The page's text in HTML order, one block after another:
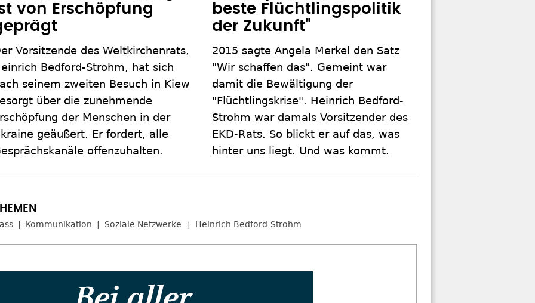
von Erschöpfung
Vorsitzende des Weltkirchenrats,
Bedford-Strohm, hat sich
seinem zweiten Besuch in Kiew
über die zunehmende
der Menschen in der
geäußert. Er fordert, alle
offenzuhalten.
beste Flüchtlingspolitik
der Zukunft"
2015 sagte Angela Merkel den Satz
"Wir schaffen das". Gemeint war
damit die Bewältigung der
"Flüchtlingskrise". Heinrich Bedford-
Strohm war damals Vorsitzender des
EKD-Rats. So blickt er auf das, was
hinter uns liegt. Und was kommt.
Kommunikation Soziale Netzwerke Heinrich Bedford-Strohm